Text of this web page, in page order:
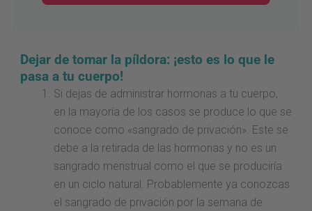
Dejar de tomar la píldora: ¡esto es lo que le
pasa a tu cuerpo!
Si dejas de administrar hormonas a tu cuerpo,
en la mayoría de los casos se produce lo que se
conoce como «sangrado de privación». Este se
debe a la retirada de las hormonas y no es un
sangrado menstrual como el que se produciría
en un ciclo natural. Probablemente ya conozcas
el sangrado de privación por la semana de